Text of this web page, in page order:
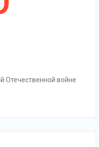
Отечественной войне